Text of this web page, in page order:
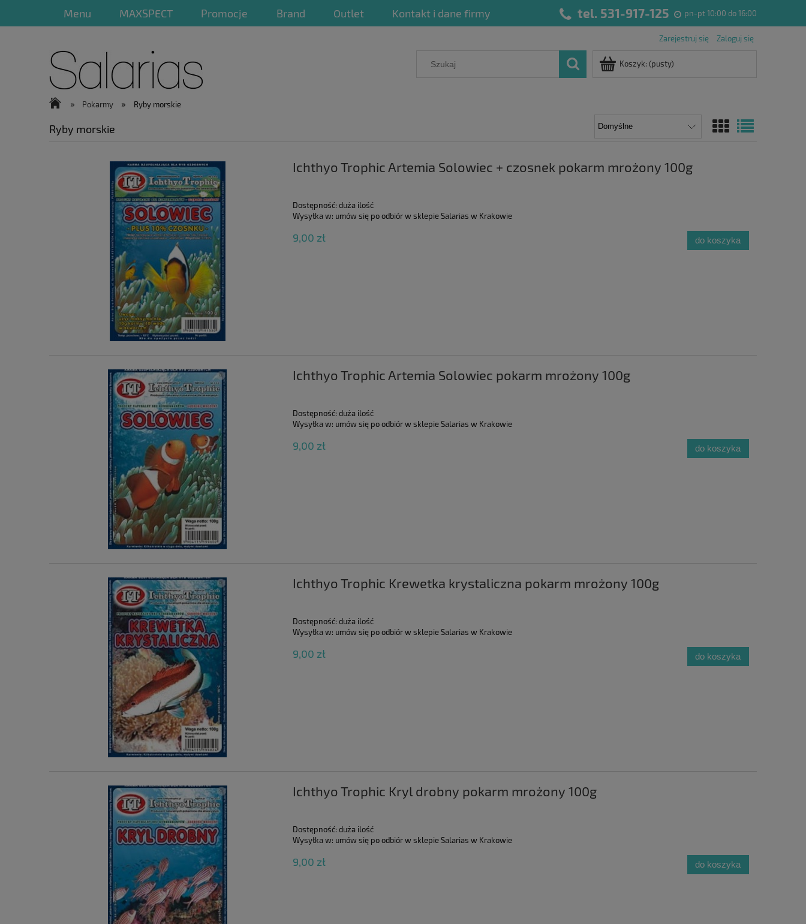
Menu MAXSPECT Promocje Brand Outlet Kontakt i dane firmy tel. 531-917-125 pn-pt 10:00 do 16:00
Zarejestruj się Zaloguj się
Koszyk: (pusty)
» Pokarmy » Ryby morskie
Ryby morskie
Ichthyo Trophic Artemia Solowiec + czosnek pokarm mrożony 100g
Dostępność: duża ilość
Wysyłka w: umów się po odbiór w sklepie Salarias w Krakowie
9,00 zł do koszyka
Ichthyo Trophic Artemia Solowiec pokarm mrożony 100g
Dostępność: duża ilość
Wysyłka w: umów się po odbiór w sklepie Salarias w Krakowie
9,00 zł do koszyka
Ichthyo Trophic Krewetka krystaliczna pokarm mrożony 100g
Dostępność: duża ilość
Wysyłka w: umów się po odbiór w sklepie Salarias w Krakowie
9,00 zł do koszyka
Ichthyo Trophic Kryl drobny pokarm mrożony 100g
Dostępność: duża ilość
Wysyłka w: umów się po odbiór w sklepie Salarias w Krakowie
9,00 zł do koszyka